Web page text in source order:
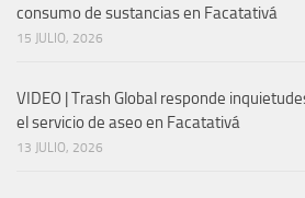
consumo de sustancias en Facatativá
15 JULIO, 2026
VIDEO | Trash Global responde
el servicio de aseo en Facatativá
13 JULIO, 2026